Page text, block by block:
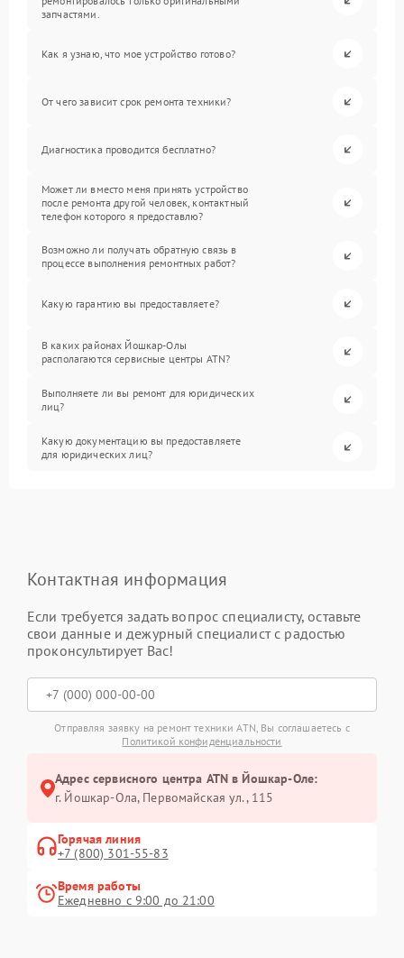
запчастями.
Как я узнаю, что мое устройство готово?
От чего зависит срок ремонта техники?
Диагностика проводится бесплатно?
Может ли вместо меня принять устройство
после ремонта другой человек, контактный
телефон которого я предоставлю?
Возможно ли получать обратную связь в
процессе выполнения ремонтных работ?
Какую гарантию вы предоставляете?
В каких районах Йошкар-Олы
располагаются сервисные центры ATN?
Выполняете ли вы ремонт для юридических
лиц?
Какую документацию вы предоставляете
для юридических лиц?
Контактная информация
Если требуется задать вопрос специалисту, оставьте
свои данные и дежурный специалист с радостью
проконсультирует Вас!
Отправляя заявку на ремонт техники ATN, Вы соглашаетесь с
Политикой конфиденциальности
Адрес сервисного центра ATN в Йошкар-Оле:
г. Йошкар-Ола, Первомайская ул., 115
Горячая линия
+7 (800) 301-55-83
Время работы
Ежедневно с 9:00 до 21:00